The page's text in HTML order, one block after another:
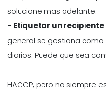
solucione mas adelante.
- Etiquetar un recipiente
general se gestiona
diarios. Puede que sea
HACCP, pero no siempre